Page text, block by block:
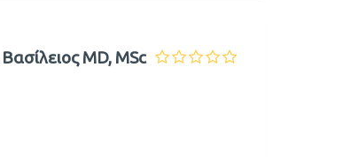
MD, MSc